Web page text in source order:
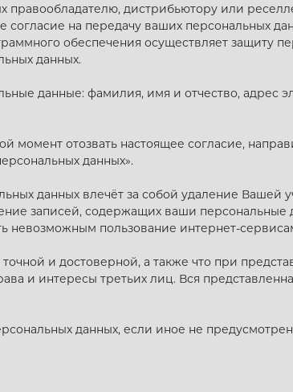
правообладателю, дистрибьютору или
на передачу ваших персональных
обеспечения осуществляет защиту
данных.
данные: фамилия, имя и отчество, адрес
момент отозвать настоящее согласие,
данных».
данных влечёт за собой удаление Вашей
записей, содержащих ваши
невозможным пользование интернет-
и достоверной, а также что при
и интересы третьих лиц. Вся
данных, если иное не